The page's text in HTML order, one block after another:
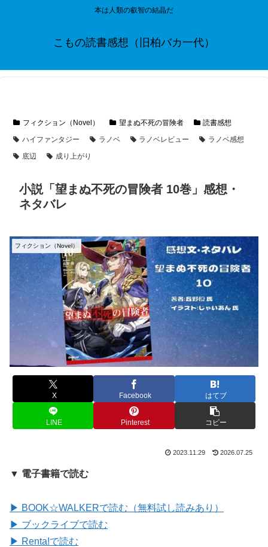
本は人類の叡智の結晶だ
こもの読書感想（旧柏バカ一代）
フィクション（Novel） 望まぬ不死の冒険者
読書感想
ハイファンタジー
ラノベ ラノベレビュー
ラノベ感想
底辺
成り上がり
小説「望まぬ不死の冒険者 10巻」感想・
ネタバレ
フィクション（Novel）
X Facebook はてブ
LINE Pinterest コピー
2023.11.29 2026.07.25
▼ 電子書籍で読む
▶ BOOK☆WALKERで読む（無料試し読みあり）
▶ ブックライブで読む
▶ Renta!で読む